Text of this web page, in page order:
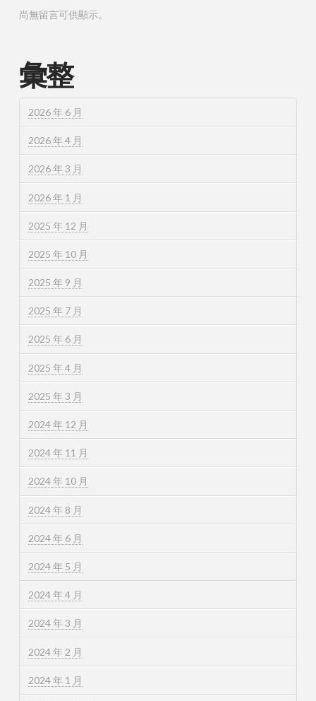
尚無留言可供顯示。
彙整
2026 年 6 月
2026 年 4 月
2026 年 3 月
2026 年 1 月
2025 年 12 月
2025 年 10 月
2025 年 9 月
2025 年 7 月
2025 年 6 月
2025 年 4 月
2025 年 3 月
2024 年 12 月
2024 年 11 月
2024 年 10 月
2024 年 8 月
2024 年 6 月
2024 年 5 月
2024 年 4 月
2024 年 3 月
2024 年 2 月
2024 年 1 月